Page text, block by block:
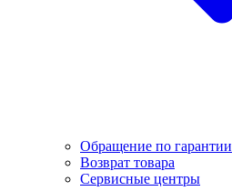
Обращение по гарантии
Возврат товара
Сервисные центры